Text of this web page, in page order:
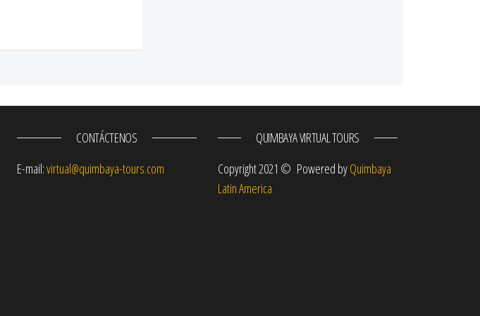
CONTÁCTENOS
E-mail:virtual@quimbaya-tours.com
QUIMBAYA VIRTUAL TOURS
Copyright 2021 © Powered byQuimbaya
Latin America